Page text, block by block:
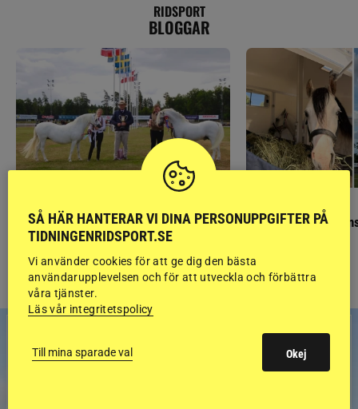
RIDSPORT
BLOGGAR
Finaldag med jubileumsutställning Så gick det på
SÅ HÄR HANTERAR VI DINA PERSONUPPGIFTER PÅ
TIDNINGENRIDSPORT.SE
Vi använder cookies för att ge dig den bästa
användarupplevelsen och för att utveckla och förbättra
våra tjänster.
Läs vår integritetspolicy
Till mina sparade val Okej